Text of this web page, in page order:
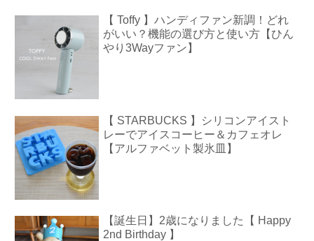
【 Toffy 】ハンディファン新調！どれ
がいい？機能の選び方と使い方【ひん
やり3Wayファン】
【 STARBUCKS 】シリコンアイスト
レーでアイスコーヒー＆カフェオレ
【アルファベット製氷皿】
【誕生日】2歳になりました【 Happy
2nd Birthday 】